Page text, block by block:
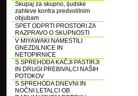
Skupaj za skupno, ljudske
zahteve kontra predvolilnim
objubam
SPET ODPRTI PROSTORI ZA
RAZPRAVO O SKUPNOSTI
V MIYAWAKI NAMESTILI
GNEZDILNICE IN
NETOPIRNICE
S SPREHODA KAČJI PASTIRJI
IN DRUGI PREBIVALCI NAŠIH
POTOKOV
S SPREHODA DNEVNI IN
NOČNI LETALCI OB